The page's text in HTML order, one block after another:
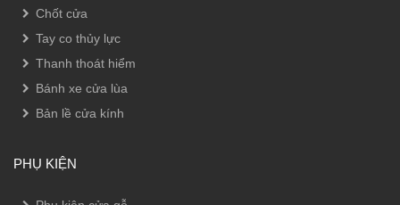
Chốt cửa
Tay co thủy lực
Thanh thoát hiểm
Bánh xe cửa lùa
Bản lề cửa kính
PHỤ KIỆN